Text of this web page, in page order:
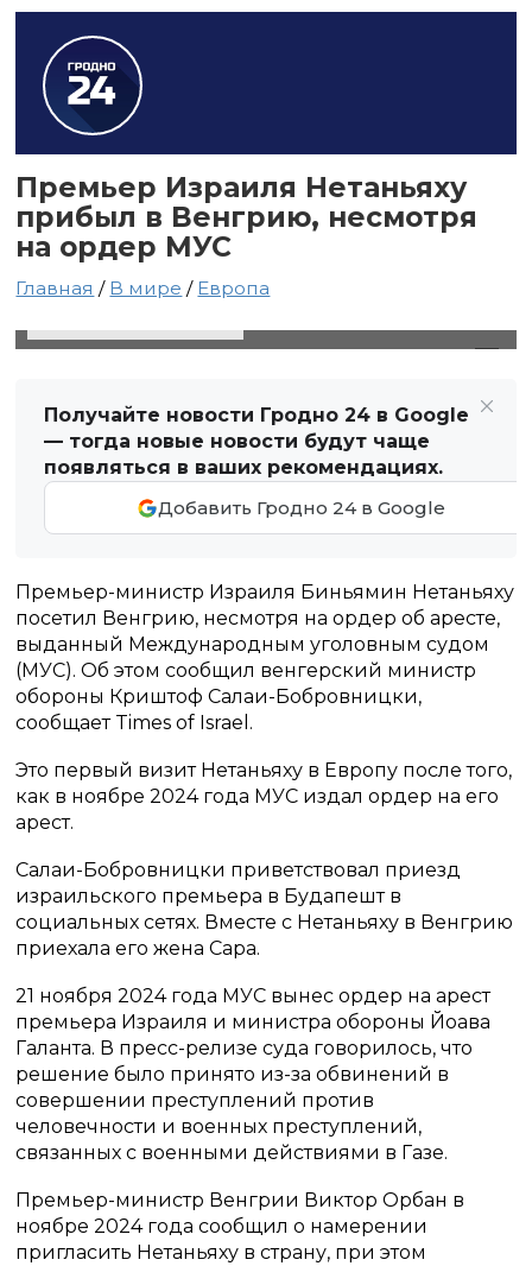
Премьер Израиля Нетаньяху
прибыл в Венгрию, несмотря
на ордер МУС
Главная / В мире / Европа
Получайте новости Гродно 24 в Google
— тогда новые новости будут чаще
появляться в ваших рекомендациях.
Добавить Гродно 24 в Google
Премьер-министр Израиля Биньямин Нетаньяху
посетил Венгрию, несмотря на ордер об аресте,
выданный Международным уголовным судом
(МУС). Об этом сообщил венгерский министр
обороны Криштоф Салаи-Бобровницки,
сообщает Times of Israel.
Это первый визит Нетаньяху в Европу после того,
как в ноябре 2024 года МУС издал ордер на его
арест.
Салаи-Бобровницки приветствовал приезд
израильского премьера в Будапешт в
социальных сетях. Вместе с Нетаньяху в Венгрию
приехала его жена Сара.
21 ноября 2024 года МУС вынес ордер на арест
премьера Израиля и министра обороны Йоава
Галанта. В пресс-релизе суда говорилось, что
решение было принято из-за обвинений в
совершении преступлений против
человечности и военных преступлений,
связанных с военными действиями в Газе.
Премьер-министр Венгрии Виктор Орбан в
ноябре 2024 года сообщил о намерении
пригласить Нетаньяху в страну, при этом